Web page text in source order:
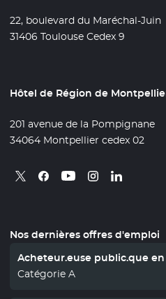
22, boulevard du Maréchal-Juin
31406 Toulouse Cedex 9
Hôtel de Région de
201 avenue de la Pompignane
34064 Montpellier cedex 02
Retrouvez nous sur X
- Nouvelle fenêtre
Retrouvez nous sur
- Nouvelle fenêtre
Retrouvez nous sur
- Nouvelle fenêtre
Retrouvez nous
- Nouvelle
Retrouvez
-
Nos dernières offres d'emploi
Acheteur.euse public.que en
Catégorie A